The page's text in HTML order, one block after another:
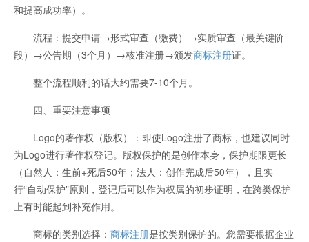
和提高成功率）。
流程：提交申请→形式审查（缴费）→实质审查（最关键阶
段）→公告期（3个月）→核准注册→颁发商标注册证。
整个流程顺利的话大约需要7-10个月。
四、重要注意事项
Logo的著作权（版权）：即使Logo注册了商标，也建议同时
为Logo进行著作权登记。版权保护的是创作本身，保护期限更长
（自然人：生前+死后50年；法人：创作完成后50年），且实
行“自动保护”原则，登记后可以作为权属的初步证明，在跨类保护
上有时能起到补充作用。
商标的类别选择： 商标注册是按类别保护的。您需要根据企业